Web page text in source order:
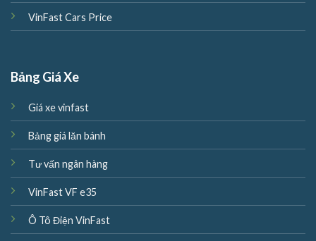
VinFast Cars Price
Bảng Giá Xe
Giá xe vinfast
Bảng giá lăn bánh
Tư vấn ngân hàng
VinFast VF e35
Ô Tô Điện VinFast